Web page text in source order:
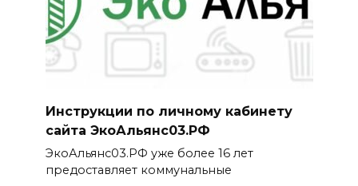
Инструкции по личному кабинету
сайта ЭкоАльянс03.РФ
ЭкоАльянс03.РФ уже более 16 лет
предоставляет коммунальные